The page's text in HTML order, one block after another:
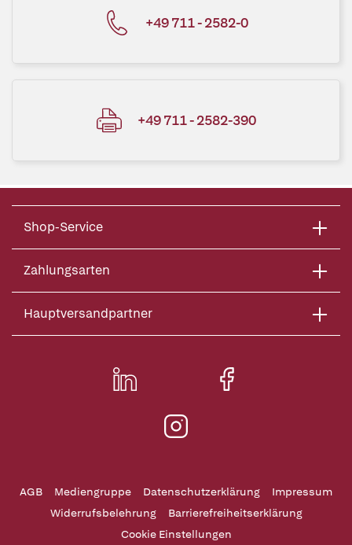
+49 711 - 2582-0
+49 711 - 2582-390
Shop-Service
Zahlungsarten
Hauptversandpartner
AGB Mediengruppe Datenschutzerklärung
Impressum
Widerrufsbelehrung
Barrierefreiheitserklärung
Cookie Einstellungen